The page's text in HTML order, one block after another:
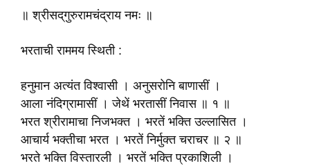
॥ श्रीसद्‌गुरुरामचंद्राय नमः ॥
भरताची राममय स्थिती :
हनुमान अत्यंत विश्वासी । अनुसरोनि बाणासीं ।
आला नंदिग्रामासीं । जेथें भरतासीं निवास ॥ १ ॥
भरत श्रीरामाचा निजभक्त । भरतें भक्ति उल्लासित ।
आचार्य भक्तीचा भरत । भरतें निर्मुक्त चराचर ॥ २ ॥
भरते भक्ति विस्तारली । भरतें भक्ति प्रकाशिली ।